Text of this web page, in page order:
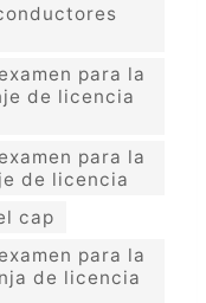
para la
de licencia
para la
de licencia
cap
para la
de licencia